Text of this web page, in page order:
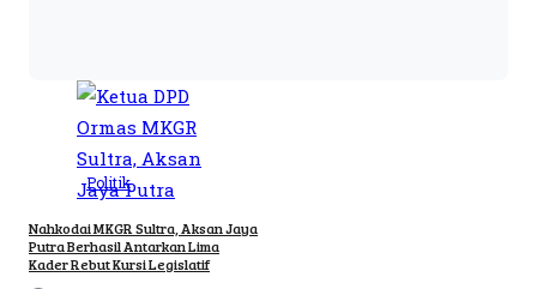
Politik
Nahkodai MKGR Sultra, Aksan Jaya
Putra Berhasil Antarkan Lima
Kader Rebut Kursi Legislatif